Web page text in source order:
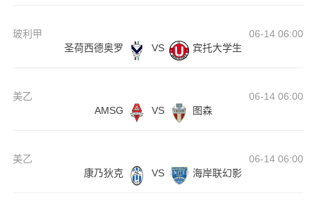
玻利甲
06-14 06:00
圣荷西德奥罗
VS 宾托大学生
美乙
06-14 06:00
AMSG
VS 图森
美乙
06-14 06:00
康乃狄克
VS 海岸联幻影